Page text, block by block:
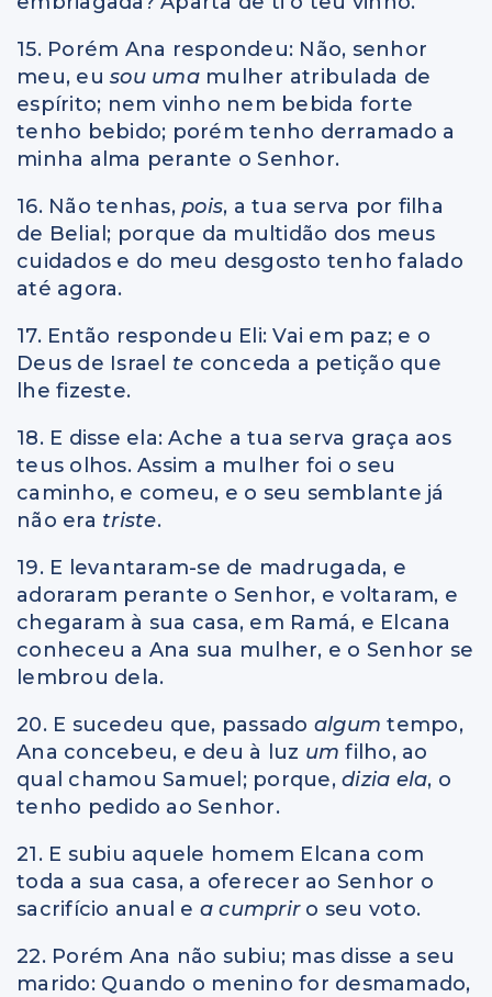
15. Porém Ana respondeu: Não, senhor
meu, eu sou uma mulher atribulada de
espírito; nem vinho nem bebida forte
tenho bebido; porém tenho derramado a
minha alma perante o Senhor.
16. Não tenhas, pois, a tua serva por filha
de Belial; porque da multidão dos meus
cuidados e do meu desgosto tenho falado
até agora.
17. Então respondeu Eli: Vai em paz; e o
Deus de Israel te conceda a petição que
lhe fizeste.
18. E disse ela: Ache a tua serva graça aos
teus olhos. Assim a mulher foi o seu
caminho, e comeu, e o seu semblante já
não era triste.
19. E levantaram-se de madrugada, e
adoraram perante o Senhor, e voltaram, e
chegaram à sua casa, em Ramá, e Elcana
conheceu a Ana sua mulher, e o Senhor se
lembrou dela.
20. E sucedeu que, passado algumtempo,
Ana concebeu, e deu à luz umfilho, ao
qual chamou Samuel; porque, dizia ela, o
tenho pedido ao Senhor.
21. E subiu aquele homem Elcana com
toda a sua casa, a oferecer ao Senhor o
sacrifício anual e a cumprir o seu voto.
22. Porém Ana não subiu; mas disse a seu
marido: Quando o menino for desmamado,